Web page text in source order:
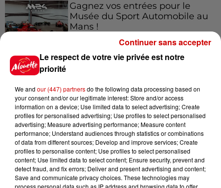
Gagnez vos entrées pour le
Musée du Sport Automobile au
Mans !
Le Duel - Gagnez votre balade
en jet ski !
Le respect de votre vie privée est notre
priorité
We and our (447) partnersdo the following data processing based on
your consent and/or our legitimate interest: Store and/or access
information on a device; Use limited data to select advertising; Create
profiles for personalised advertising; Use profiles to select personalised
advertising; Measure advertising performance; Measure content
performance; Understand audiences through statistics or combinations
of data from different sources; Develop and improve services; Create
profiles to personalise content; Use profiles to select personalised
content; Use limited data to select content; Ensure security, prevent and
detect fraud, and fix errors; Deliver and present advertising and content;
Save and communicate privacy choices. These technologies may
process personal data such as IP address and browsing data to offer
Continuer sans accepter